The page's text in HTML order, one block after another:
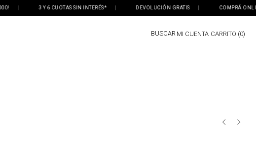
| 3 Y 6 CUOTAS SIN INTERÉS* | DEVOLUCIÓN GRATIS | COMPRÁ
BUSCAR MI CUENTA 0